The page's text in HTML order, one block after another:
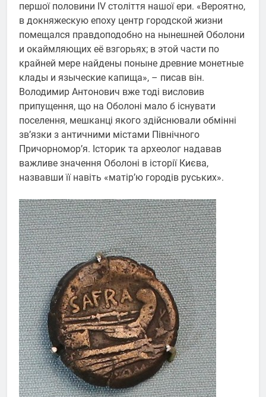
першої половини IV століття нашої ери. «Вероятно,
в докняжескую епоху центр городской жизни
помещался правдоподобно на нынешней Оболони
и окаймляющих её взгорьях; в этой части по
крайней мере найдены поныне древние монетные
клады и языческие капища», – писав він.
Володимир Антонович вже тоді висловив
припущення, що на Оболоні мало б існувати
поселення, мешканці якого здійснювали обмінні
зв’язки з античними містами Північного
Причорномор’я. Історик та археолог надавав
важливе значення Оболоні в історії Києва,
назвавши її навіть «матір’ю городів руських».